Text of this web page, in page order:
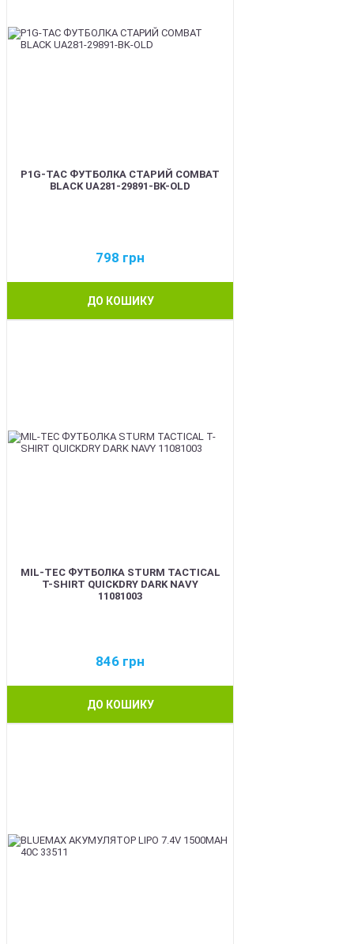
P1G-TAC ФУТБОЛКА СТАРИЙ COMBAT
BLACK UA281-29891-BK-OLD
798 грн
ДО КОШИКУ
MIL-TEC ФУТБОЛКА STURM TACTICAL
T-SHIRT QUICKDRY DARK NAVY
11081003
846 грн
ДО КОШИКУ